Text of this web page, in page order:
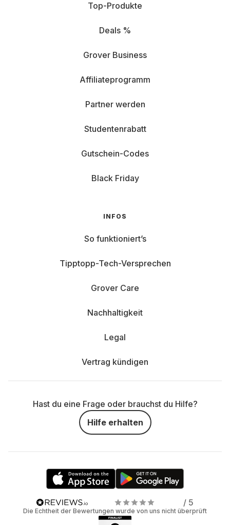
Top-Produkte
Deals %
Grover Business
Affiliateprogramm
Partner werden
Studentenrabatt
Gutschein-Codes
Black Friday
INFOS
So funktioniert’s
Tipptopp-Tech-Versprechen
Grover Care
Nachhaltigkeit
Legal
Vertrag kündigen
Hast du eine Frage oder brauchst du Hilfe?
Hilfe erhalten
/ 5
Die Echtheit der Bewertungen wurde von uns nicht überprüft